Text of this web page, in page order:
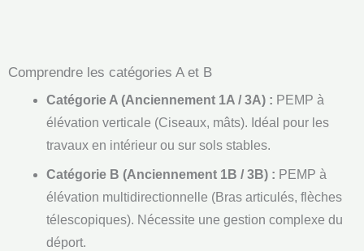
Comprendre les catégories A et B
Catégorie A (Anciennement 1A / 3A) : PEMP à
élévation verticale (Ciseaux, mâts). Idéal pour les
travaux en intérieur ou sur sols stables.
Catégorie B (Anciennement 1B / 3B) : PEMP à
élévation multidirectionnelle (Bras articulés, flèches
télescopiques). Nécessite une gestion complexe du
déport.